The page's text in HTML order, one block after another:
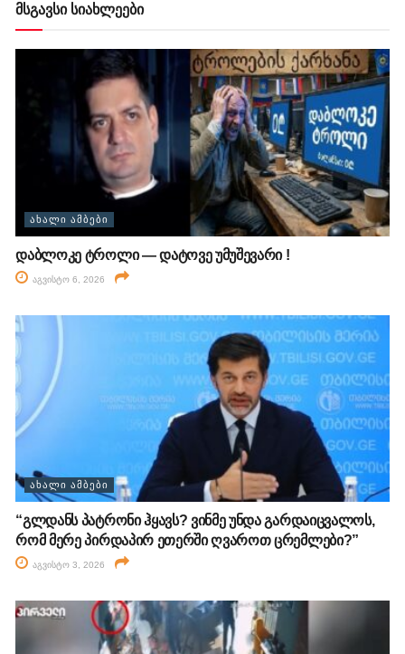
მსგავსი სიახლეები
ᲐᲮᲐᲚᲘ ᲐᲛᲑᲔᲑᲘ
დაბლოკე ტროლი — დატოვე უმუშევარი !
აგვისტო 6, 2026
ᲐᲮᲐᲚᲘ ᲐᲛᲑᲔᲑᲘ
“გლდანს პატრონი ჰყავს? ვინმე უნდა გარდაიცვალოს,
რომ მერე პირდაპირ ეთერში ღვაროთ ცრემლები?”
აგვისტო 3, 2026